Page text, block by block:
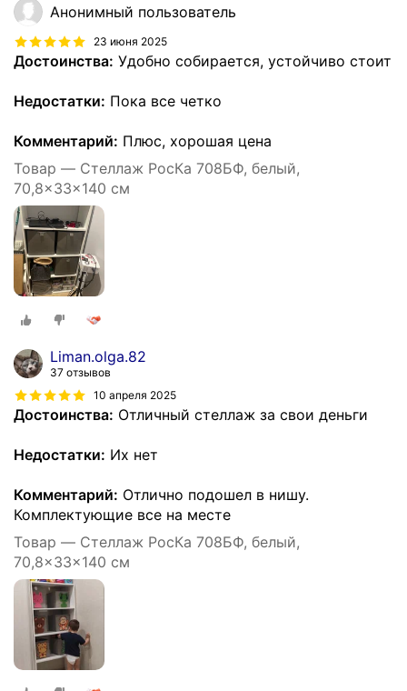
Анонимный пользователь
23 июня 2025
Достоинства: Удобно собирается, устойчиво стоит
Недостатки: Пока все четко
Комментарий: Плюс, хорошая цена
Товар — Стеллаж РосКа 708БФ, белый,
70,8x33x140 см
Liman.olga.82
37 отзывов
10 апреля 2025
Достоинства: Отличный стеллаж за свои деньги
Недостатки: Их нет
Комментарий: Отлично подошел в нишу.
Комплектующие все на месте
Товар — Стеллаж РосКа 708БФ, белый,
70,8x33x140 см